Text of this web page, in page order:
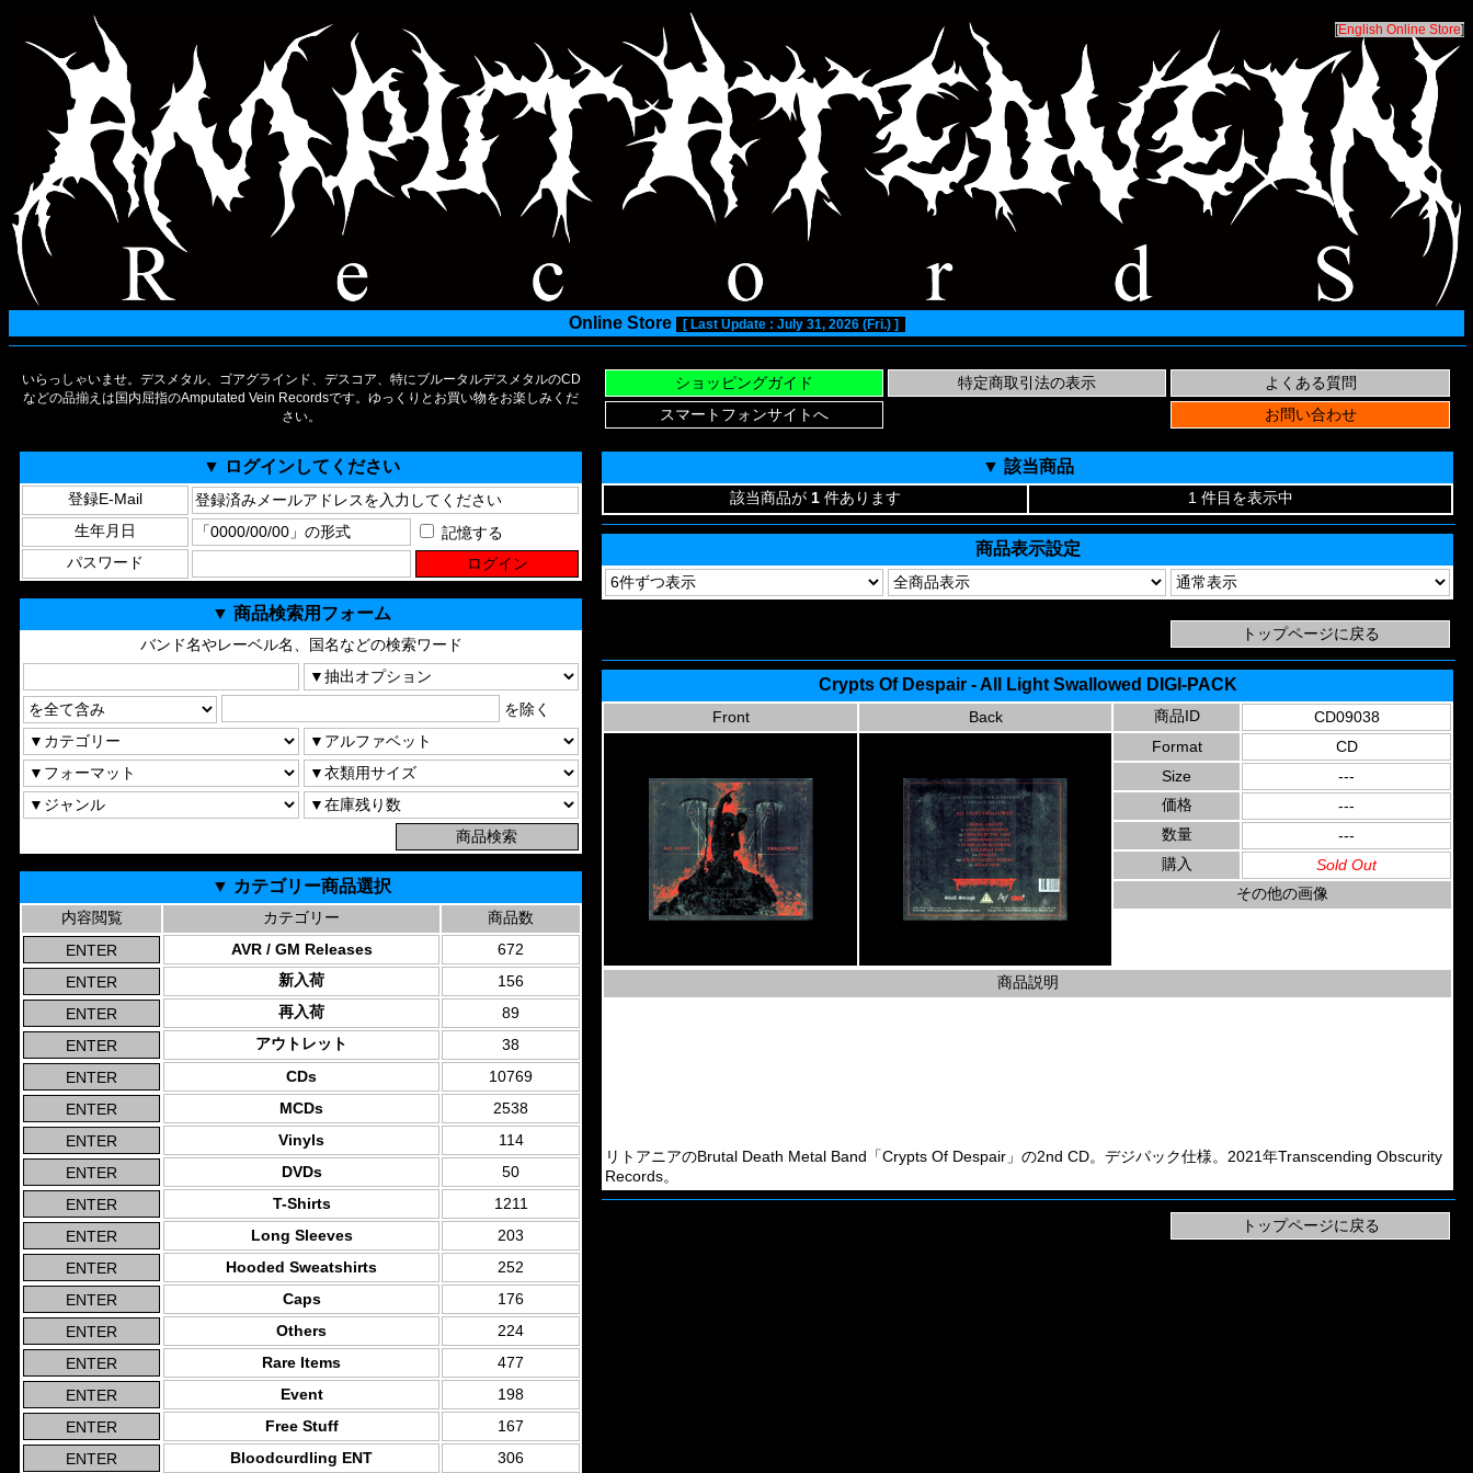
[English Online Store]
Online Store [ Last Update : July 31, 2026 (Fri.) ]
いらっしゃいませ。デスメタル、ゴアグラインド、デスコア、特にブルータルデスメタルのCD
などの品揃えは国内屈指のAmputated Vein Recordsです。ゆっくりとお買い物をお楽しみくだ
さい。
▼ ログインしてください
登録E-Mail
生年月日
記憶する
パスワード
▼ 商品検索用フォーム
バンド名やレーベル名、国名などの検索ワード
を除く
▼ カテゴリー商品選択
内容閲覧 カテゴリー
商品数
AVR / GM Releases
672
新入荷
156
再入荷
89
アウトレット
38
CDs
10769
MCDs
2538
Vinyls
114
DVDs
50
T-Shirts
1211
Long Sleeves
203
Hooded Sweatshirts
252
Caps
176
Others
224
Rare Items
477
Event
198
Free Stuff
167
Bloodcurdling ENT
306
▼ 該当商品
該当商品が 1 件あります 1 件目を表示中
商品表示設定
Crypts Of Despair - All Light Swallowed DIGI-PACK
Front Back 商品ID
CD09038
Format
CD
Size
---
価格
---
数量
---
購入
Sold Out
その他の画像
商品説明
リトアニアのBrutal Death Metal Band「Crypts Of Despair」の2nd CD。デジパック仕様。2021年Transcending Obscurity
Records。